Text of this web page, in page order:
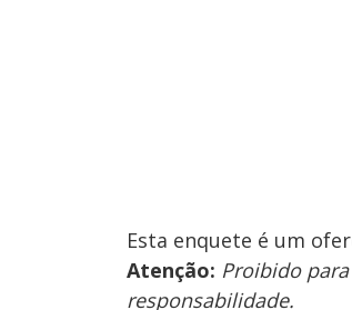
Esta enquete é um
Atenção: Proibido
responsabilidade.